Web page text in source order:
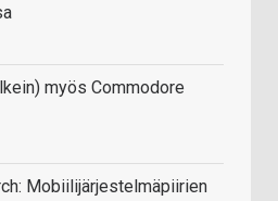
myös Commodore
Mobiilijärjestelmäpiirien